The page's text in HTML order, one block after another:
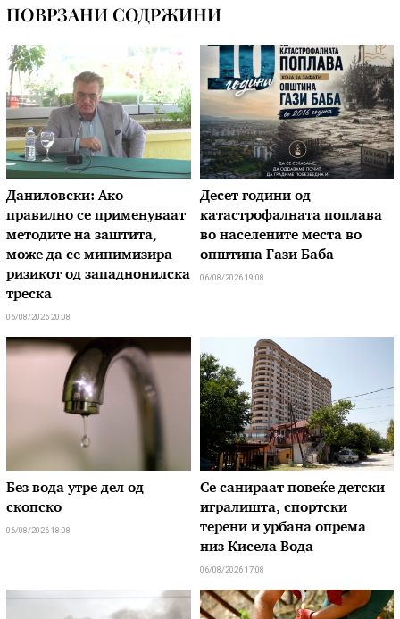
ПОВРЗАНИ СОДРЖИНИ
Даниловски: Ако
правилно се применуваат
методите на заштита,
може да се минимизира
ризикот од западнонилска
треска
06/08/2026 20:08
Десет години од
катастрофалната поплава
во населените места во
општина Гази Баба
06/08/2026 19:08
Без вода утре дел од
скопско
06/08/2026 18:08
Се санираат повеќе детски
игралишта, спортски
терени и урбана опрема
низ Кисела Вода
06/08/2026 17:08